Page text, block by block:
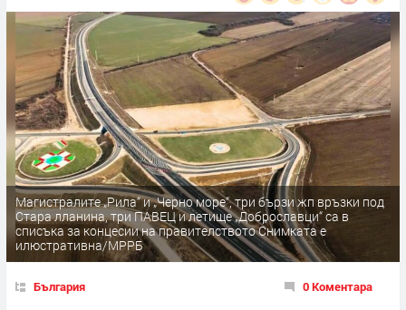
Магистралите „Рила“ и „Черно море“, три бързи жп връзки под
Стара лланина, три ПАВЕЦ и летище „Доброславци“ са в
списъка за концесии на правителството Снимката е
илюстративна/МРРБ
България 0 Коментара